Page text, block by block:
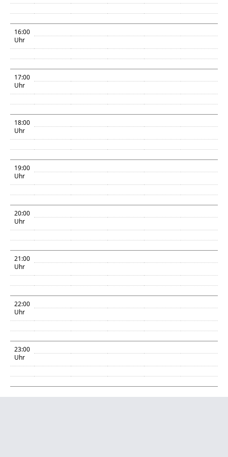
16:00
Uhr
17:00
Uhr
18:00
Uhr
19:00
Uhr
20:00
Uhr
21:00
Uhr
22:00
Uhr
23:00
Uhr